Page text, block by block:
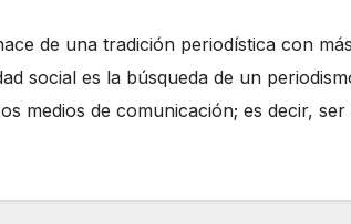
de una tradición periodística con
social es la búsqueda de un
medios de comunicación; es decir,